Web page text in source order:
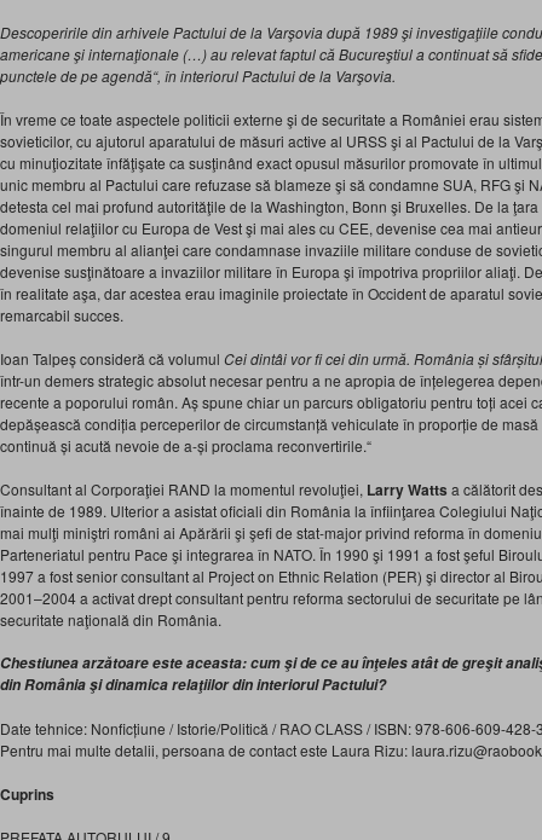
Descoperirile din arhivele Pactului de la Varşovia după 1989 şi investigaţiile
americane şi internaţionale (…) au relevat faptul că Bucureştiul a continuat să
punctele de pe agendă“, în interiorul Pactului de la Varşovia.
În vreme ce toate aspectele politicii externe şi de securitate a României erau
sovieticilor, cu ajutorul aparatului de măsuri active al URSS şi al Pactului de la
cu minuţiozitate înfăţişate ca susţinând exact opusul măsurilor promovate în
unic membru al Pactului care refuzase să blameze şi să condamne SUA, RFG şi
detesta cel mai profund autorităţile de la Washington, Bonn şi Bruxelles. De la
domeniul relaţiilor cu Europa de Vest şi mai ales cu CEE, devenise cea mai
singurul membru al alianţei care condamnase invaziile militare conduse de
devenise susţinătoare a invaziilor militare în Europa şi împotriva propriilor aliaţi.
în realitate aşa, dar acestea erau imaginile proiectate în Occident de aparatul
remarcabil succes.
Ioan Talpeș consideră că volumul Cei dintâi vor fi cei din urmă. România și
într-un demers strategic absolut necesar pentru a ne apropia de înțelegerea
recente a poporului român. Aș spune chiar un parcurs obligatoriu pentru toți acei
depășească condiția perceperilor de circumstanță vehiculate în proporție de
continuă și acută nevoie de a-și proclama reconvertirile.“
Consultant al Corporaţiei RAND la momentul revoluţiei, Larry Watts a călătorit
înainte de 1989. Ulterior a asistat oficiali din România la înfiinţarea Colegiului
mai mulţi miniştri români ai Apărării şi şefi de stat-major privind reforma în
Parteneriatul pentru Pace şi integrarea în NATO. În 1990 şi 1991 a fost şeful
1997 a fost senior consultant al Project on Ethnic Relation (PER) şi director al
2001–2004 a activat drept consultant pentru reforma sectorului de securitate pe
securitate naţională din România.
Chestiunea arzătoare este aceasta: cum şi de ce au înţeles atât de greşit
din România şi dinamica relaţiilor din interiorul Pactului?
Date tehnice: Nonficțiune / Istorie/Politică / RAO CLASS / ISBN: 978-606-609-428-
Pentru mai multe detalii, persoana de contact este Laura Rizu:
Cuprins